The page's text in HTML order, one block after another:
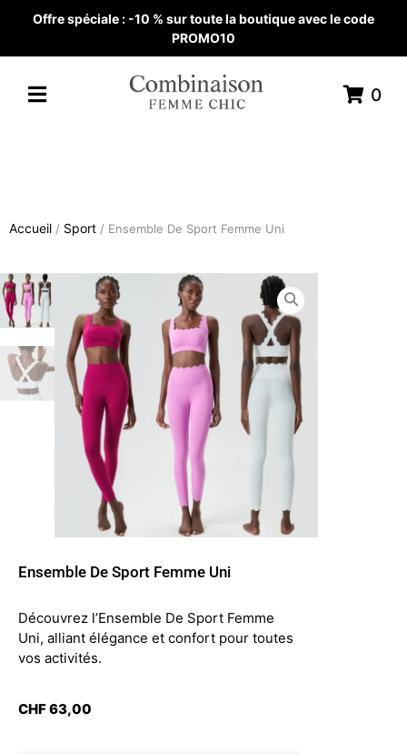
Offre spéciale : -10 % sur toute la boutique avec le code
PROMO10
0
Accueil / Sport / Ensemble De Sport Femme Uni
Ensemble De Sport Femme Uni
Découvrez l’Ensemble De Sport Femme
Uni, alliant élégance et confort pour toutes
vos activités.
CHF63,00